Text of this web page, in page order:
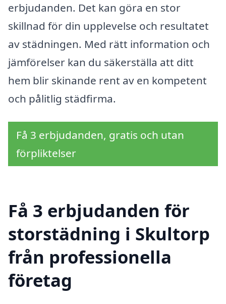
erbjudanden. Det kan göra en stor
skillnad för din upplevelse och resultatet
av städningen. Med rätt information och
jämförelser kan du säkerställa att ditt
hem blir skinande rent av en kompetent
och pålitlig städfirma.
Få 3 erbjudanden, gratis och utan
förpliktelser
Få 3 erbjudanden för
storstädning i Skultorp
från professionella
företag